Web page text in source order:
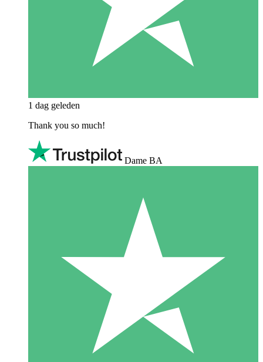
1 dag geleden
Thank you so much!
Dame BA